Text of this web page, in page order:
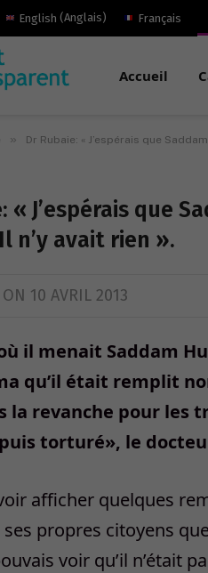
English (Anglais) Français
Accueil
» Dr Rubaie: « J’espérais que
« J’espérais que
n’y avait rien ».
ON 10 AVRIL 2013
il menait Saddam
qu’il était remplit
la revanche pour les
torturé», le
voir afficher quelques
propres citoyens
voir qu’il n’était